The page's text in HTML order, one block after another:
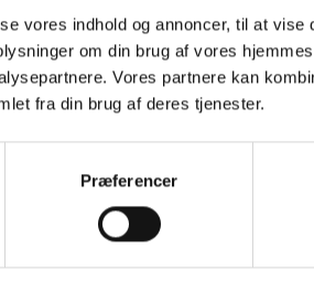
vores indhold og annoncer, til at
om din brug af vores
Vores partnere kan
fra din brug af deres tjenester.
Præferencer
Granit